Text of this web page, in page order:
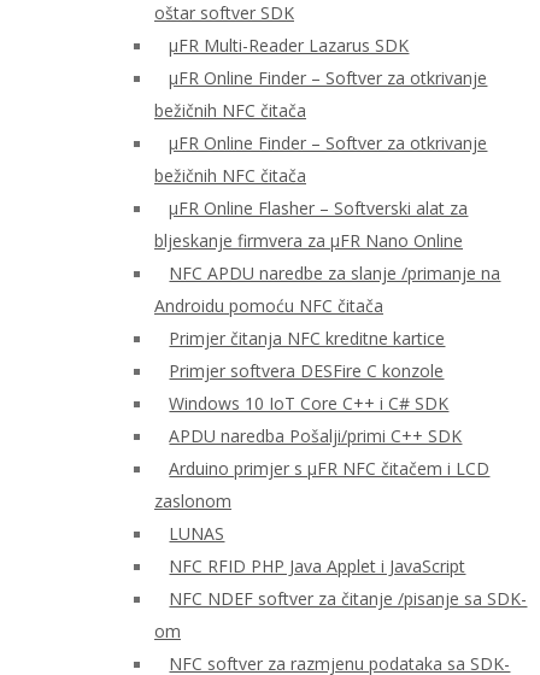
oštar softver SDK
μFR Multi-Reader Lazarus SDK
μFR Online Finder – Softver za otkrivanje
bežičnih NFC čitača
μFR Online Finder – Softver za otkrivanje
bežičnih NFC čitača
μFR Online Flasher – Softverski alat za
bljeskanje firmvera za μFR Nano Online
NFC APDU naredbe za slanje /primanje na
Androidu pomoću NFC čitača
Primjer čitanja NFC kreditne kartice
Primjer softvera DESFire C konzole
Windows 10 IoT Core C++ i C# SDK
APDU naredba Pošalji/primi C++ SDK
Arduino primjer s μFR NFC čitačem i LCD
zaslonom
LUNAS
NFC RFID PHP Java Applet i JavaScript
NFC NDEF softver za čitanje /pisanje sa SDK-
om
NFC softver za razmjenu podataka sa SDK-